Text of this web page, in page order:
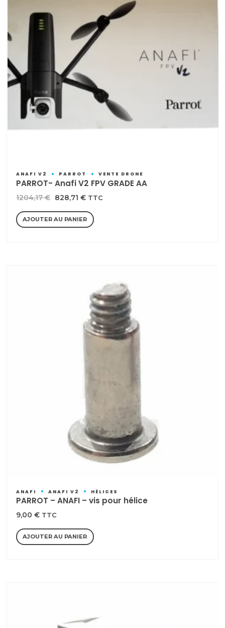
ANAFI V2 PARROT VENTE DRONE
PARROT- Anafi V2 FPV GRADE AA
1204,17€ Le
prix
initial
828,71 €Le
prix
actuel
TTC
AJOUTER AU PANIER
ANAFI ANAFI V2 HÉLICES
PARROT – ANAFI – vis pour hélice
9,00 € TTC
AJOUTER AU PANIER